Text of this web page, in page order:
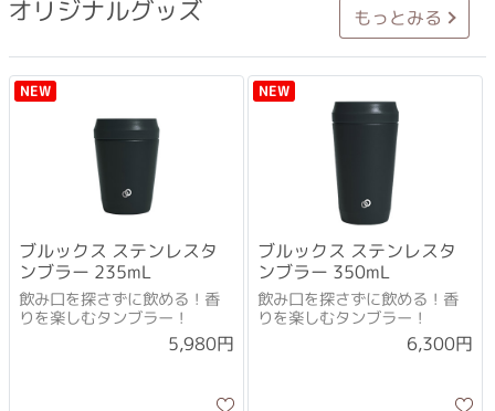
オリジナルグッズ もっとみる
NEW
ブルックス ステンレスタ
ンブラー 235mL
飲み口を探さずに飲める！香
りを楽しむタンブラー！
5,980円
NEW
ブルックス ステンレスタ
ンブラー 350mL
飲み口を探さずに飲める！香
りを楽しむタンブラー！
6,300円